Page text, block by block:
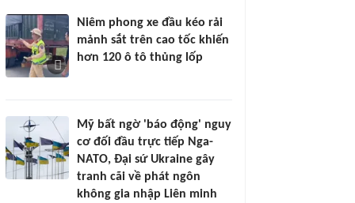
Niêm phong xe đầu kéo rải
mảnh sắt trên cao tốc khiến
hơn 120 ô tô thủng lốp
Mỹ bất ngờ 'báo động' nguy
cơ đối đầu trực tiếp Nga-
NATO, Đại sứ Ukraine gây
tranh cãi về phát ngôn
không gia nhập Liên minh